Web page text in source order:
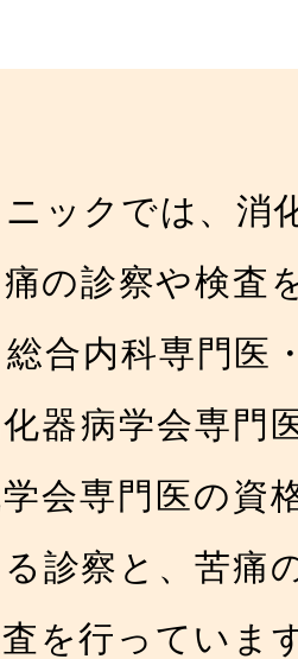
ックでは、消
の診察や検査
合内科専門医
器病学会専門
会専門医の資
診察と、苦痛
を行っていま